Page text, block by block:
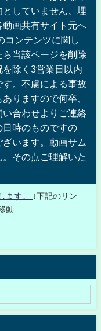
していません、埋
画共有サイト元へ
コンテンツに関し
当該ページを削除
除く3営業日以内
。不慮による事故
りますので何卒、
い合わせよりご連絡
日時のものですの
います。動画サム
その点ご理解いた
ます。
↓下記のリン
動